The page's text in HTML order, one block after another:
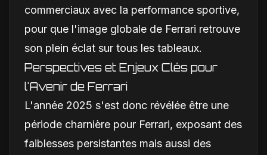
commerciaux avec la performance sportive,
pour que l'image globale de Ferrari retrouve
son plein éclat sur tous les tableaux.
Perspectives et Enjeux Clés pour
l'Avenir de Ferrari
L'année 2025 s'est donc révélée être une
période charnière pour Ferrari, exposant des
faiblesses persistantes mais aussi des